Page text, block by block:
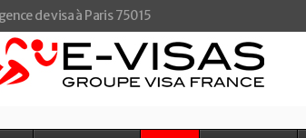
de visa à Paris 75015